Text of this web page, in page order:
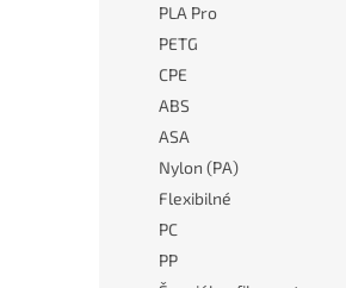
PLA Pro
PETG
CPE
ABS
ASA
Nylon (PA)
Flexibilné
PC
PP